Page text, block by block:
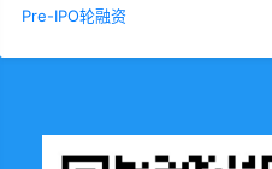
Pre-IPO轮融资